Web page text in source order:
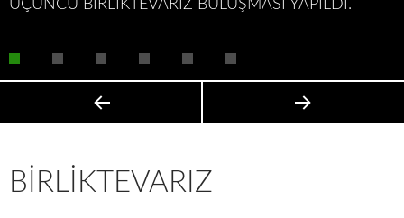
ÜÇÜNCÜ BİRLİKTEVARIZ BULUŞMASI YAPILDI.
BİRLİKTEVARIZ